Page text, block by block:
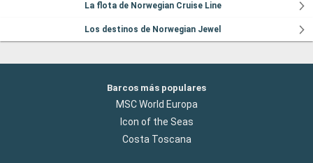
La flota de Norwegian Cruise Line
Los destinos de Norwegian Jewel
Barcos más populares
MSC World Europa
Icon of the Seas
Costa Toscana